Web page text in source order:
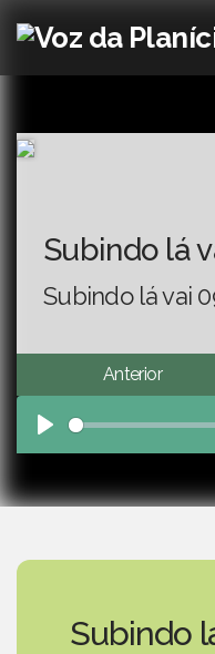
Subindo lá
Subindo lá vai
Anterior
Play
Subindo